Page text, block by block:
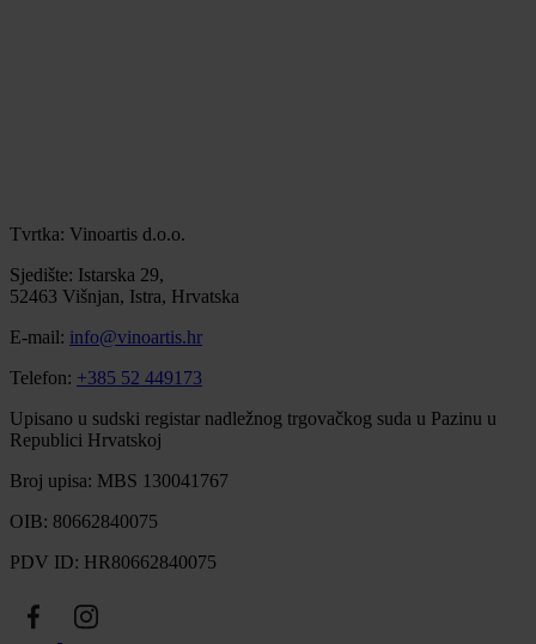
Tvrtka: Vinoartis d.o.o.
Sjedište: Istarska 29,
52463 Višnjan, Istra, Hrvatska
E-mail: info@vinoartis.hr
Telefon: +385 52 449173
Upisano u sudski registar nadležnog trgovačkog suda u Pazinu u
Republici Hrvatskoj
Broj upisa: MBS 130041767
OIB: 80662840075
PDV ID: HR80662840075